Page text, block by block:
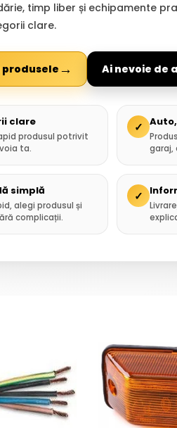
timp liber și echipamente
clare.
produsele → Ai nevoie de
clare
produsul potrivit
ta.
✓
garaj,
simplă
alegi produsul și
complicații.
✓